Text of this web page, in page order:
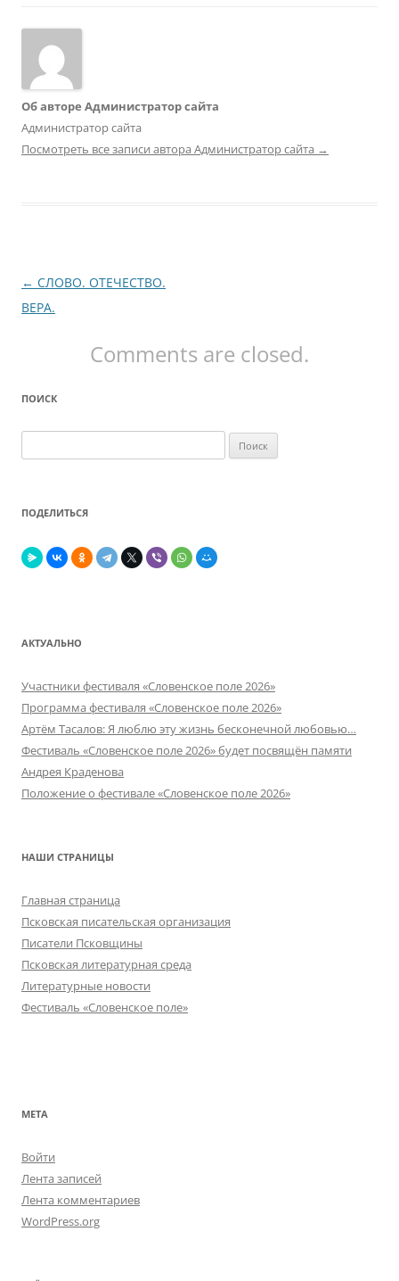
Об авторе Администратор сайта
Администратор сайта
Посмотреть все записи автора Администратор сайта →
Навигация
по
← СЛОВО. ОТЕЧЕСТВО.
ВЕРА.
Comments are closed.
ПОИСК
ПОДЕЛИТЬСЯ
АКТУАЛЬНО
Участники фестиваля «Словенское поле 2026»
Программа фестиваля «Словенское поле 2026»
Артём Тасалов: Я люблю эту жизнь бесконечной любовью…
Фестиваль «Словенское поле 2026» будет посвящён памяти
Андрея Краденова
Положение о фестивале «Словенское поле 2026»
НАШИ СТРАНИЦЫ
Главная страница
Псковская писательская организация
Писатели Псковщины
Псковская литературная среда
Литературные новости
Фестиваль «Словенское поле»
МЕТА
Войти
Лента записей
Лента комментариев
WordPress.org